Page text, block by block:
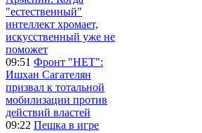
"естественный"
интеллект хромает,
искусственный уже не
поможет
09:51 Фронт "НЕТ":
Ишхан Сагателян
призвал к тотальной
мобилизации против
действий властей
09:22 Пешка в игре